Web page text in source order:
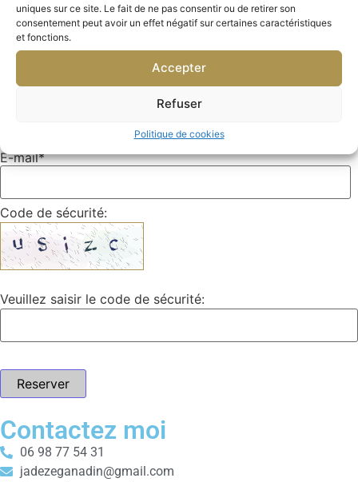
uniques sur ce site. Le fait de ne pas consentir ou de retirer son
consentement peut avoir un effet négatif sur certaines caractéristiques
et fonctions.
Accepter
Refuser
Politique de cookies
Nom & Prénom
E-mail*
Code de sécurité:
Veuillez saisir le code de sécurité:
Reserver
Contactez moi
06 98 77 54 31
jadezeganadin@gmail.com